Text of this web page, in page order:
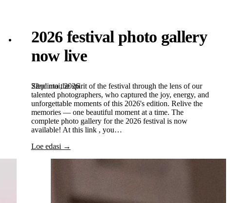
2026 festival photo gallery
now live
22nd mai, 2026
Step into the spirit of the festival through the lens of our
talented photographers, who captured the joy, energy, and
unforgettable moments of this 2026's edition. Relive the
memories — one beautiful moment at a time. The
complete photo gallery for the 2026 festival is now
available! At this link , you…
Loe edasi →